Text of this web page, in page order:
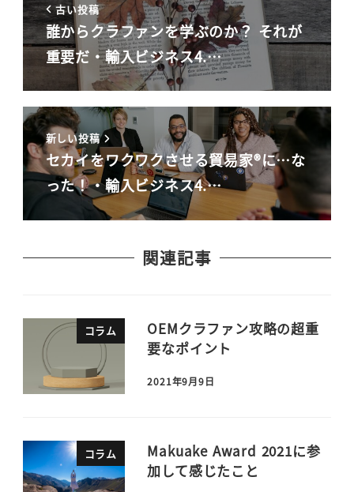
古い投稿
誰からクラファンを学ぶのか？ それが
重要だ・輸入ビジネス4.…
新しい投稿
セカイをワクワクさせる貿易家®に…な
った！・輸入ビジネス4.…
関連記事
コラム
OEMクラファン攻略の超重
要なポイント
2021年9月9日
コラム
Makuake Award 2021に参
加して感じたこと